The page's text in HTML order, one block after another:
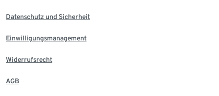
Datenschutz und Sicherheit
Einwilligungsmanagement
Widerrufsrecht
AGB